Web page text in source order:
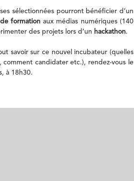
sélectionnées pourront bénéficier d’un
formation aux médias numériques (140
des projets lors d’un hackathon.
savoir sur ce nouvel incubateur (quelles
candidater etc.), rendez-vous le
à 18h30.